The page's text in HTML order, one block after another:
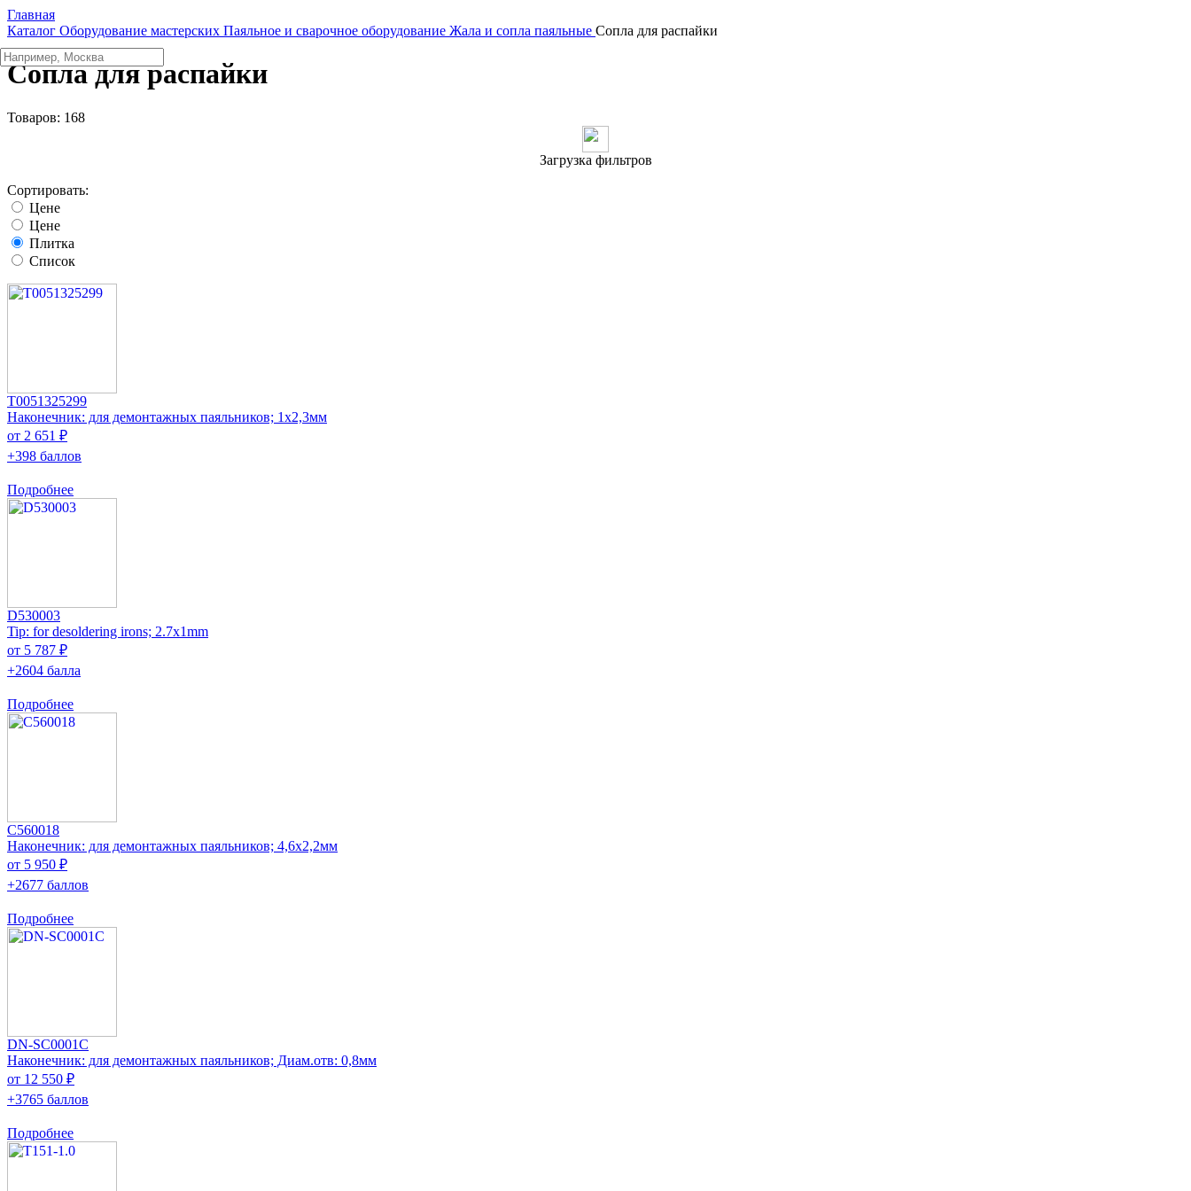
Главная
Каталог Оборудование мастерских Паяльное и сварочное оборудование Жала и сопла паяльные Сопла для распайки
Сопла для распайки
Товаров: 168
Загрузка фильтров
Сортировать:
Цене
Цене
Плитка
Список
T0051325299
Наконечник: для демонтажных паяльников; 1x2,3мм
от 2 651 ₽
+398 баллов
Подробнее
D530003
Tip: for desoldering irons; 2.7x1mm
от 5 787 ₽
+2604 балла
Подробнее
C560018
Наконечник: для демонтажных паяльников; 4,6x2,2мм
от 5 950 ₽
+2677 баллов
Подробнее
DN-SC0001C
Наконечник: для демонтажных паяльников; Диам.отв: 0,8мм
от 12 550 ₽
+3765 баллов
Подробнее